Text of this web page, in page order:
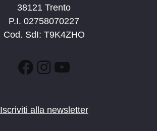
38121 Trento
P.I. 02758070227
Cod. SdI: T9K4ZHO
Facebook
Instagram
YouTube
Iscriviti alla newsletter